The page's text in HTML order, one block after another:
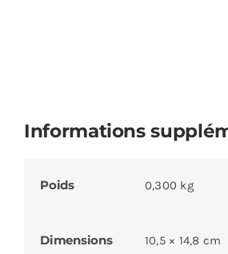
Informations
Poids 0,300 kg
Dimensions 10,5 × 14,8 cm